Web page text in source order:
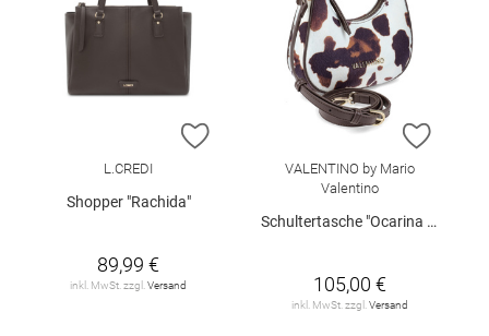
ZUR WUNSCHLISTE HINZUFÜGEN
L.CREDI
Shopper "Rachida"
89,99 €
inkl. MwSt. zzgl.Versand
ZUR
VALENTINO by Mario
Valentino
Schultertasche "Ocarina Winter"
105,00 €
inkl. MwSt. zzgl.Versand